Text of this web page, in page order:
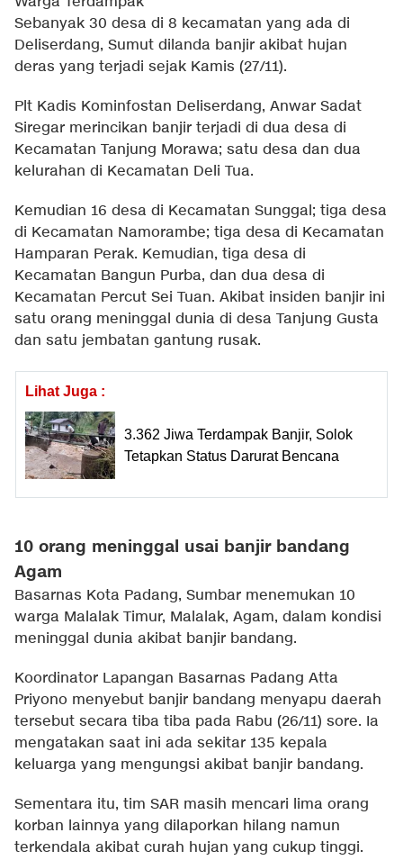
Sebanyak 30 desa di 8 kecamatan yang ada di
Deliserdang, Sumut dilanda banjir akibat hujan
deras yang terjadi sejak Kamis (27/11).
Plt Kadis Kominfostan Deliserdang, Anwar Sadat
Siregar merincikan banjir terjadi di dua desa di
Kecamatan Tanjung Morawa; satu desa dan dua
kelurahan di Kecamatan Deli Tua.
Kemudian 16 desa di Kecamatan Sunggal; tiga desa
di Kecamatan Namorambe; tiga desa di Kecamatan
Hamparan Perak. Kemudian, tiga desa di
Kecamatan Bangun Purba, dan dua desa di
Kecamatan Percut Sei Tuan. Akibat insiden banjir ini
satu orang meninggal dunia di desa Tanjung Gusta
dan satu jembatan gantung rusak.
Lihat Juga :
3.362 Jiwa Terdampak Banjir, Solok
Tetapkan Status Darurat Bencana
10 orang meninggal usai banjir bandang
Agam
Basarnas Kota Padang, Sumbar menemukan 10
warga Malalak Timur, Malalak, Agam, dalam kondisi
meninggal dunia akibat banjir bandang.
Koordinator Lapangan Basarnas Padang Atta
Priyono menyebut banjir bandang menyapu daerah
tersebut secara tiba tiba pada Rabu (26/11) sore. Ia
mengatakan saat ini ada sekitar 135 kepala
keluarga yang mengungsi akibat banjir bandang.
Sementara itu, tim SAR masih mencari lima orang
korban lainnya yang dilaporkan hilang namun
terkendala akibat curah hujan yang cukup tinggi.